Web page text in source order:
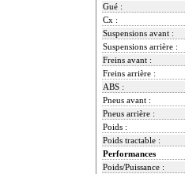
Gué :
Cx :
Suspensions avant :
Suspensions arrière :
Freins avant :
Freins arrière :
ABS :
Pneus avant :
Pneus arrière :
Poids :
Poids tractable :
Performances
Poids/Puissance :